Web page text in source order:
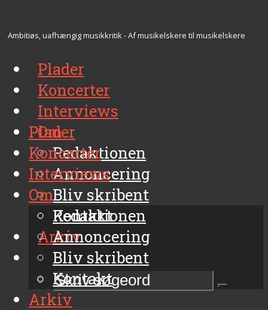
Ambitiøs, uafhængig musikkritik - Af musikelskere til musikelskere
Plader
Koncerter
Interviews
Om
Redaktionen
Annoncering
Bliv skribent
Kontakt
Arkiv
Plader
Koncerter
Interviews
Om
Redaktionen
Annoncering
Bliv skribent
Kontakt
Arkiv